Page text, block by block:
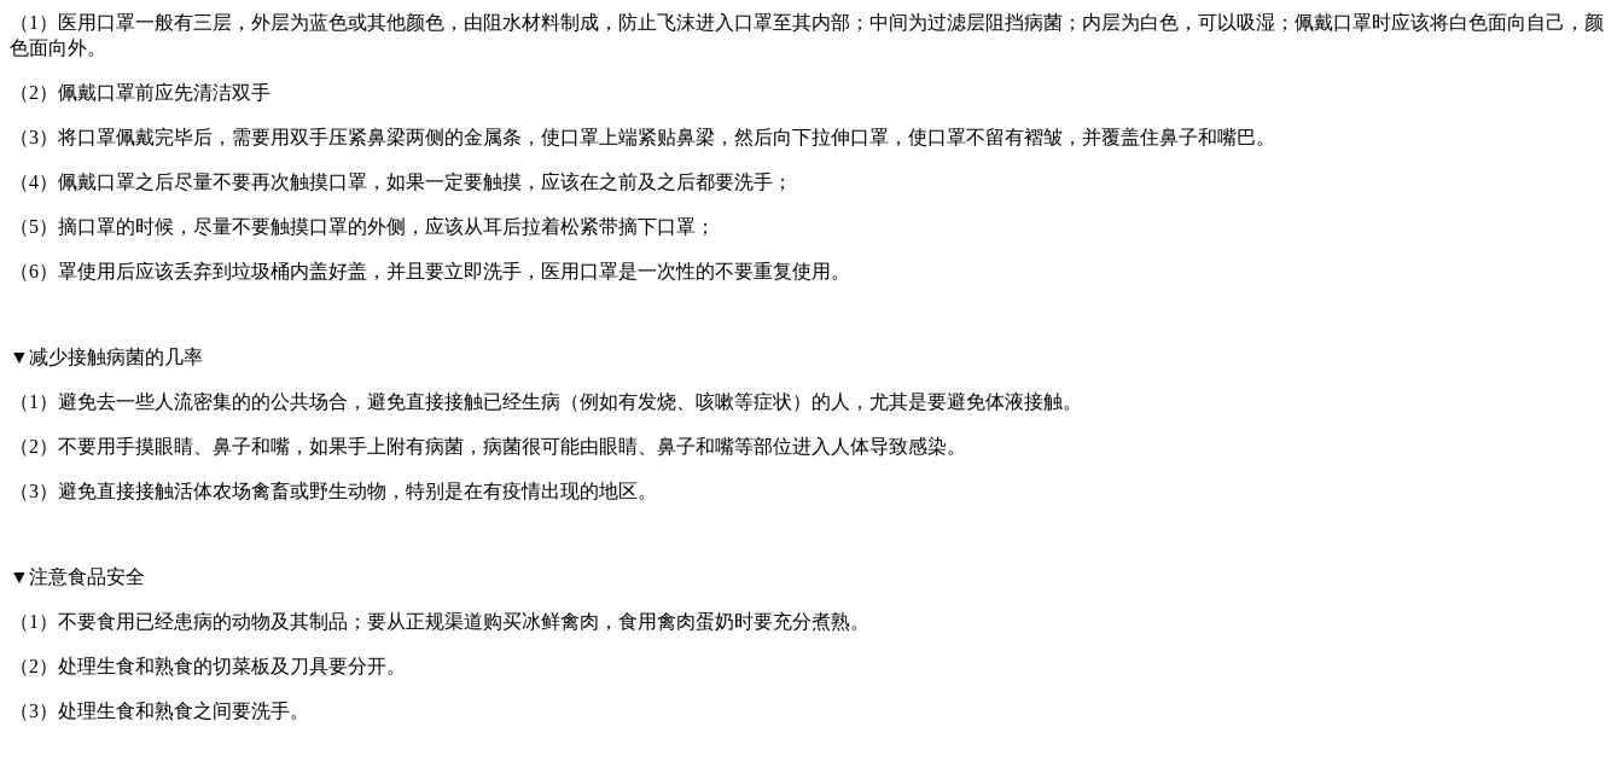
（1）医用口罩一般有三层，外层为蓝色或其他颜色，由阻水材料制成，防止飞沫进入口罩至其内部；中间为过滤层阻挡病菌；内层为白色，可以吸湿；佩戴口罩时应该将白色面向自己，颜
色面向外。
（2）佩戴口罩前应先清洁双手
（3）将口罩佩戴完毕后，需要用双手压紧鼻梁两侧的金属条，使口罩上端紧贴鼻梁，然后向下拉伸口罩，使口罩不留有褶皱，并覆盖住鼻子和嘴巴。
（4）佩戴口罩之后尽量不要再次触摸口罩，如果一定要触摸，应该在之前及之后都要洗手；
（5）摘口罩的时候，尽量不要触摸口罩的外侧，应该从耳后拉着松紧带摘下口罩；
（6）罩使用后应该丢弃到垃圾桶内盖好盖，并且要立即洗手，医用口罩是一次性的不要重复使用。
▼减少接触病菌的几率
（1）避免去一些人流密集的的公共场合，避免直接接触已经生病（例如有发烧、咳嗽等症状）的人，尤其是要避免体液接触。
（2）不要用手摸眼睛、鼻子和嘴，如果手上附有病菌，病菌很可能由眼睛、鼻子和嘴等部位进入人体导致感染。
（3）避免直接接触活体农场禽畜或野生动物，特别是在有疫情出现的地区。
▼注意食品安全
（1）不要食用已经患病的动物及其制品；要从正规渠道购买冰鲜禽肉，食用禽肉蛋奶时要充分煮熟。
（2）处理生食和熟食的切菜板及刀具要分开。
（3）处理生食和熟食之间要洗手。